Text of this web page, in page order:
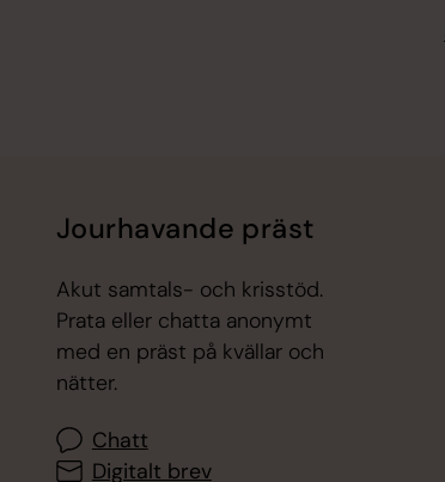
Jourhavande präst
Akut samtals- och krisstöd.
Prata eller chatta anonymt
med en präst på kvällar och
nätter.
Chatt
Digitalt brev